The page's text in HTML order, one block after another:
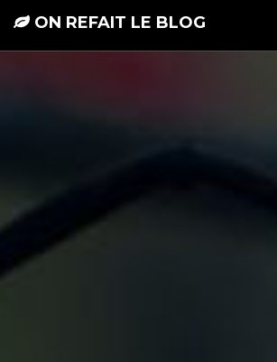
ON REFAIT LE BLOG